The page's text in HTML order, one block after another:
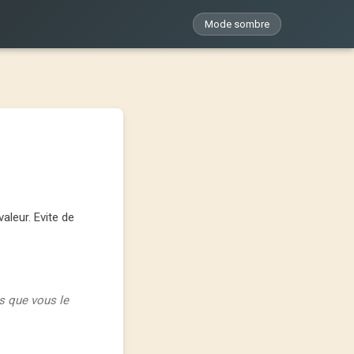
Mode sombre
Evite de
que vous le